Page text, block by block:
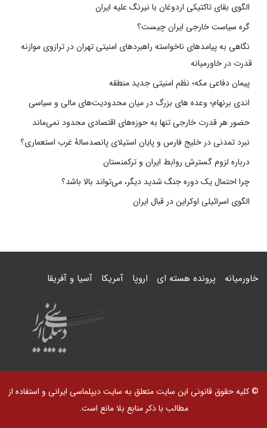
الگوی بقای تاکتیکی اردوغان با نیرنگ علیه ایران
گره سیاست خارجی ایران چیست؟
نگاهی به پیامدهای ناخواسته راهبردهای امنیتی تهران در ترازوی موازنه
قدرت در خاورمیانه
پیمان دفاعی مکه؛ نظم امنیتی جدید منطقه
اندی برنهام؛ وعده های بزرگ در میان محدودیت‌های مالی و سیاسی
حضور هر قدرت خارجی تنها به حوزه‌های اقتصادی محدود نمی‌ماند
نبرد تمدنی در خلیج فارس و پایان استیلای پانصدسالۀ غرب استعماری؟
درباره لزوم گسترش روابط ایران و ترکمنستان
چرا احتمال یک دوره جنگ شدید دیگر، می‌تواند بالا باشد؟
الگوی اسرائیلی اوکراین در قبال ایران
خاورمیانه پرونده هسته ای اروپا آمریکا آسیا و آفریقا
© کلیه حقوق قانونی این سایت متعلق به سایت دیپلماسی ایرانی و استفاده از
مطالب با ذکر منابع بلا مانع است.